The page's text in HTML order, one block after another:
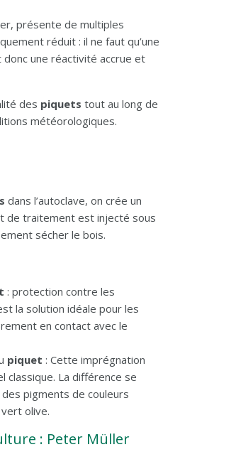
présente de multiples
réduit : il ne faut qu’une
donc une réactivité accrue et
des piquets tout au long de
météorologiques.
dans l’autoclave, on crée un
de traitement est injecté sous
sécher le bois.
: protection contre les
la solution idéale pour les
en contact avec le
piquet: Cette imprégnation
classique. La différence se
pigments de couleurs
olive.
: Peter Müller